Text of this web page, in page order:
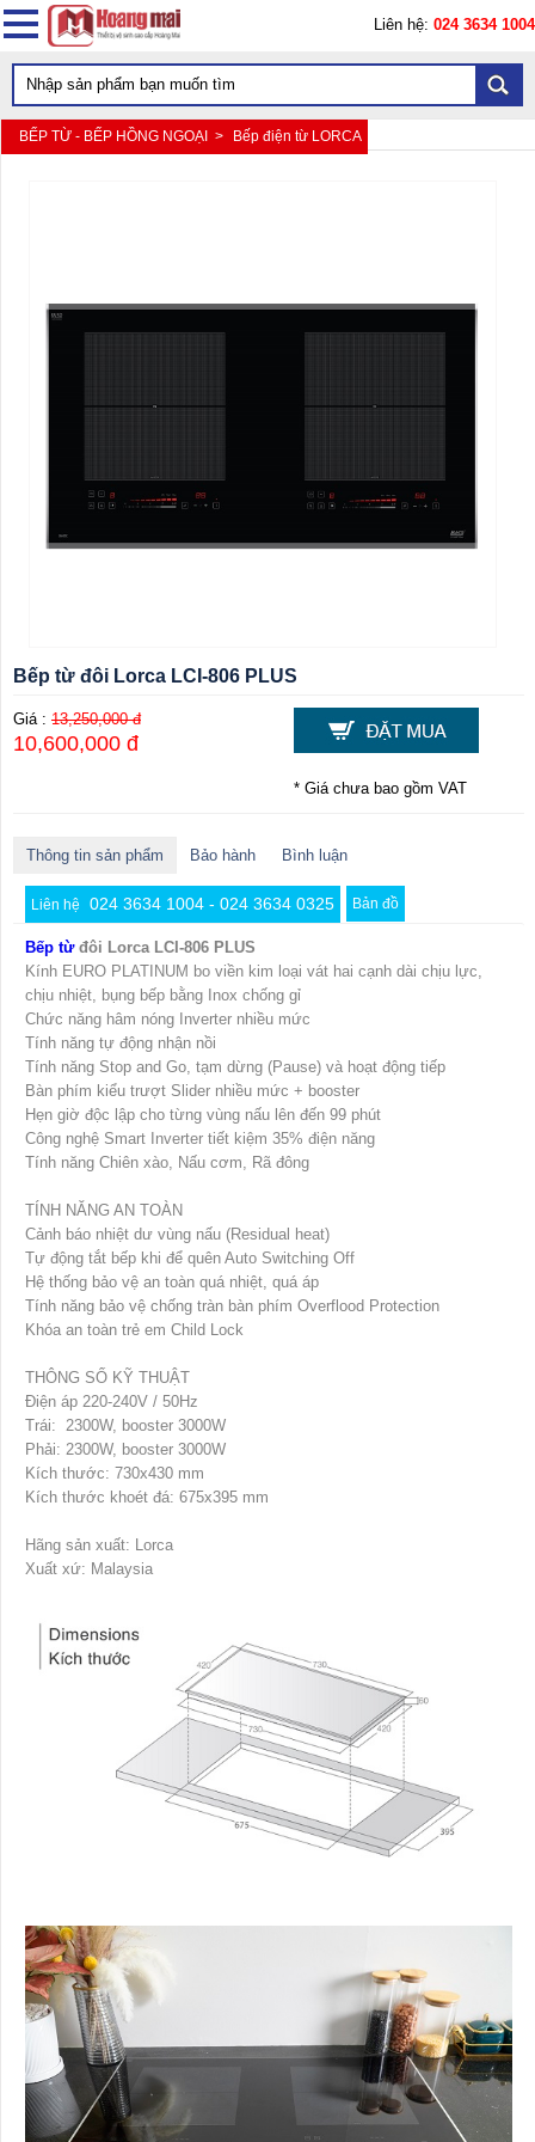
Liên hệ: 024 3634 1004
BẾP TỪ - BẾP HỒNG NGOẠI > Bếp điện từ LORCA
Bếp từ đôi Lorca LCI-806 PLUS
Giá : 13,250,000 đ
10,600,000 đ
* Giá chưa bao gồm VAT
Thông tin sản phẩm Bảo hành Bình luận
Liên hệ 024 3634 1004 - 024 3634 0325 Bản đồ
Bếp từđôi Lorca LCI-806 PLUS
Kính EURO PLATINUM bo viền kim loại vát hai cạnh dài chịu lực,
chịu nhiệt, bụng bếp bằng Inox chống gỉ
Chức năng hâm nóng Inverter nhiều mức
Tính năng tự động nhận nồi
Tính năng Stop and Go, tạm dừng (Pause) và hoạt động tiếp
Bàn phím kiểu trượt Slider nhiều mức + booster
Hẹn giờ độc lập cho từng vùng nấu lên đến 99 phút
Công nghệ Smart Inverter tiết kiệm 35% điện năng
Tính năng Chiên xào, Nấu cơm, Rã đông
TÍNH NĂNG AN TOÀN
Cảnh báo nhiệt dư vùng nấu (Residual heat)
Tự động tắt bếp khi để quên Auto Switching Off
Hệ thống bảo vệ an toàn quá nhiệt, quá áp
Tính năng bảo vệ chống tràn bàn phím Overflood Protection
Khóa an toàn trẻ em Child Lock
THÔNG SỐ KỸ THUẬT
Điện áp 220-240V / 50Hz
Trái: 2300W, booster 3000W
Phải: 2300W, booster 3000W
Kích thước: 730x430 mm
Kích thước khoét đá: 675x395 mm
Hãng sản xuất: Lorca
Xuất xứ: Malaysia